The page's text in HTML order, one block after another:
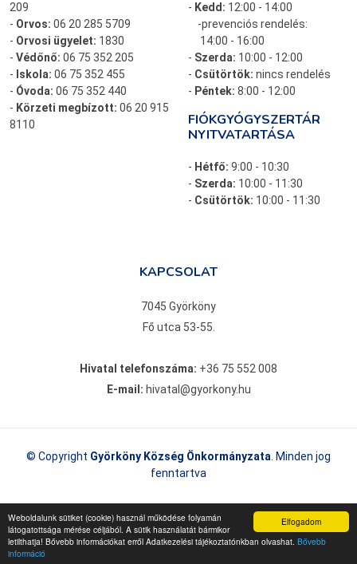
Elfogadom
Weboldalunk sütiket (cookie) használ működése folyamán
látogatottsága mérése céljából. A sütik használatát bármikor
letilthatja! Bővebb információkat erről Adatkezelési tájékoztatónkban olvashat. Bővebb
információ
209
- Orvos: 06 20 285 5709
- Orvosi ügyelet: 1830
- Védőnő: 06 75 352 205
- Iskola: 06 75 352 455
- Óvoda: 06 75 352 440
- Körzeti megbízott: 06 20 915
8110
- Kedd: 12:00 - 14:00
-prevenciós rendelés:
14:00 - 16:00
- Szerda: 10:00 - 12:00
- Csütörtök: nincs rendelés
- Péntek: 8:00 - 12:00
FIÓKGYÓGYSZERTÁR
NYITVATARTÁSA
- Hétfő: 9:00 - 10:30
- Szerda: 10:00 - 11:30
- Csütörtök: 10:00 - 11:30
KAPCSOLAT
7045 Györköny
Fő utca 53-55.
Hivatal telefonszáma: +36 75 552 008
E-mail: hivatal@gyorkony.hu
© Copyright Györköny Község Önkormányzata. Minden jog
fenntartva
Adatkezelési tájékoztatómegtekintés